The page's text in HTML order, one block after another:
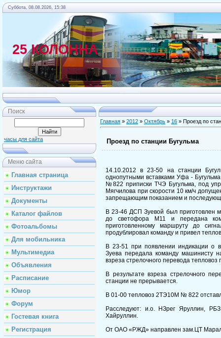
Суббота, 08.08.2026, 15:38
25 КОЛОННА
Поиск
часы для сайта
Меню сайта
Главная страница
Инструктажи
Документы
Каталог файлов
Фотоальбомы
Для мобильника
Мультимедиа
Объявления
Расписание
Юмор
Форум
Гостевая книга
Регистрация
Главная » 2012 » Октябрь » 16 » Проезд по
Проезд по станции Бугульма
14.10.2012 в 23-50 на станции
однопутными вставками Уфа -
№822 приписки ТЧЭ Бугульма, под
Мягчилова при скорости 10 км/ч
запрещающим показанием и
В 23-46 ДСП Зуевой был
до светофора М11 и передана
приготовленному маршруту до
продублировал команду и привел
В 23-51 при появлении индикации о
Зуева передала команду машинисту
взреза стрелочного перевода
В результате взреза стрелочного
станции не прерывается.
В 01-00 тепловоз 2ТЭ10М № 822
Расследуют: и.о. НЗрег Яруллин,
Хайруллин.
От ОАО «РЖД» направлен зам.ЦТ